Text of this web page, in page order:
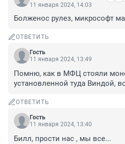
11 января 2024, 14:03
Болженос рулез, микрософт
ОТВЕТИТЬ
Гость
11 января 2024, 13:49
Помню, как в МФЦ стояли
установленной туда Виндой,
ОТВЕТИТЬ
Гость
11 января 2024, 13:40
Билл, прости нас , мы все...